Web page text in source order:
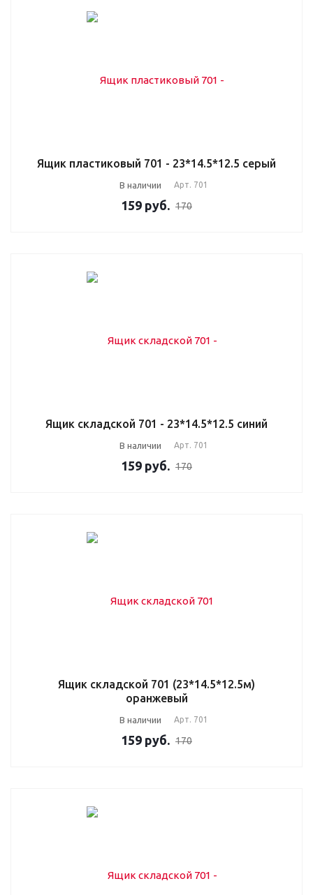
Ящик пластиковый 701 - 23*14.5*12.5 серый
В наличии Арт. 701
159 руб. 170
Ящик складской 701 - 23*14.5*12.5 синий
В наличии Арт. 701
159 руб. 170
Ящик складской 701 (23*14.5*12.5м)
оранжевый
В наличии Арт. 701
159 руб. 170